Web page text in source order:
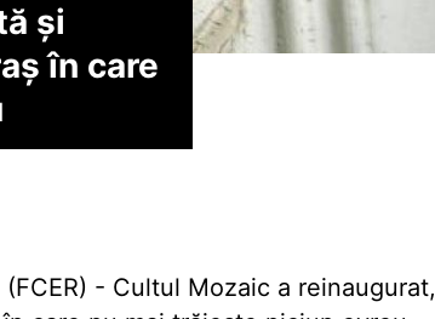
și
în care
- Cultul Mozaic a reinaugurat,